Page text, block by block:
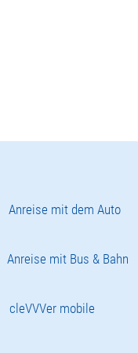
Anreise mit dem Auto
Anreise mit Bus & Bahn
cleVVVer mobile